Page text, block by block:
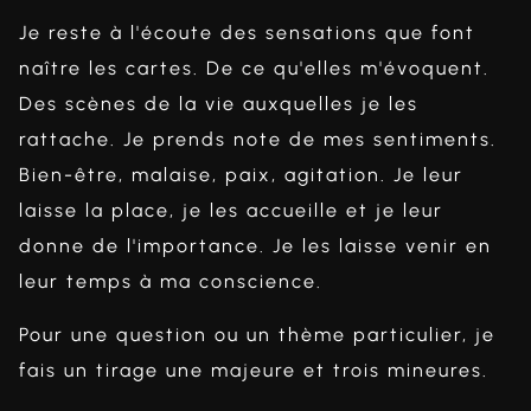
Je reste à l'écoute des sensations que font
naître les cartes. De ce qu'elles m'évoquent.
Des scènes de la vie auxquelles je les
rattache. Je prends note de mes sentiments.
Bien-être, malaise, paix, agitation. Je leur
laisse la place, je les accueille et je leur
donne de l'importance. Je les laisse venir en
leur temps à ma conscience.
Pour une question ou un thème particulier, je
fais un tirage une majeure et trois mineures.